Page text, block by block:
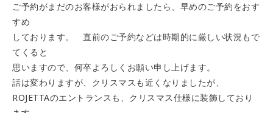
ご予約がまだのお客様がおられましたら、早めのご予約をおす
すめ
しております。 直前のご予約などは時期的に厳しい状況もで
てくると
思いますので、何卒よろしくお願い申し上げます。
話は変わりますが、クリスマスも近くなりましたが、
ROJETTAのエントランスも、クリスマス仕様に装飾しており